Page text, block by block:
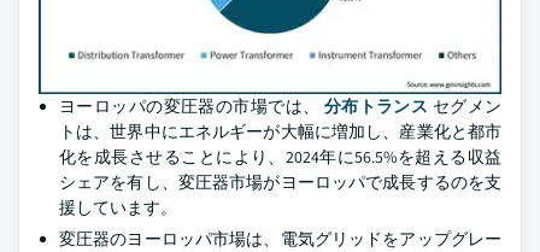
ヨーロッパの変圧器の市場では、 分布トランス セグメン
トは、世界中にエネルギーが大幅に増加し、産業化と都市
化を成長させることにより、2024年に56.5%を超える収益
シェアを有し、変圧器市場がヨーロッパで成長するのを支
援しています。
変圧器のヨーロッパ市場は、電気グリッドをアップグレー